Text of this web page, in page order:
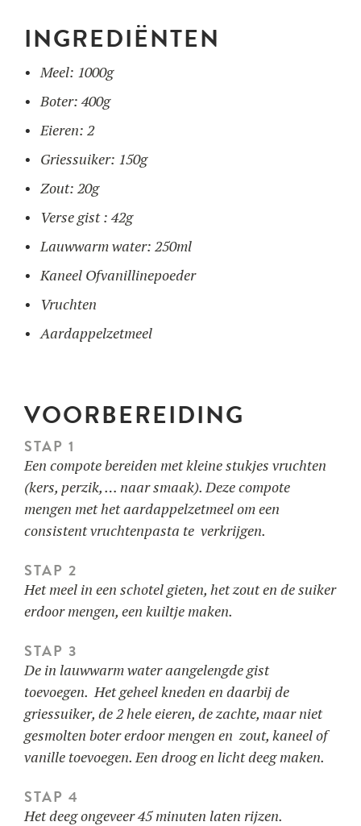
Accessoires
OPLEIDINGEN
INGREDIËNTEN
Meel: 1000g
Boter: 400g
Eieren: 2
Griessuiker: 150g
Zout: 20g
Verse gist : 42g
Lauwwarm water: 250ml
Kaneel Ofvanillinepoeder
Vruchten
Aardappelzetmeel
VOORBEREIDING
STAP 1
Een compote bereiden met kleine stukjes vruchten
(kers, perzik, … naar smaak). Deze compote
mengen met het aardappelzetmeel om een
consistent vruchtenpasta te verkrijgen.
STAP 2
Het meel in een schotel gieten, het zout en de suiker
erdoor mengen, een kuiltje maken.
STAP 3
De in lauwwarm water aangelengde gist
toevoegen. Het geheel kneden en daarbij de
griessuiker, de 2 hele eieren, de zachte, maar niet
gesmolten boter erdoor mengen en zout, kaneel of
vanille toevoegen. Een droog en licht deeg maken.
STAP 4
Het deeg ongeveer 45 minuten laten rijzen.